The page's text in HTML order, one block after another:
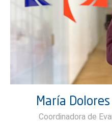
María
Coordinadora de